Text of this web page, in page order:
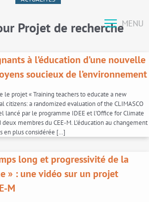
MENU
Projet de recherche
à l’éducation d’une nouvelle
soucieux de l’environnement
le projet « Training teachers to educate a new
citizens: a randomized evaluation of the CLIMASCO
lancé par le programme IDEE et l’Office for Climate
membres du CEE-M. L’éducation au changement
en plus considérée […]
long et progressivité de la
» : une vidéo sur un projet
M